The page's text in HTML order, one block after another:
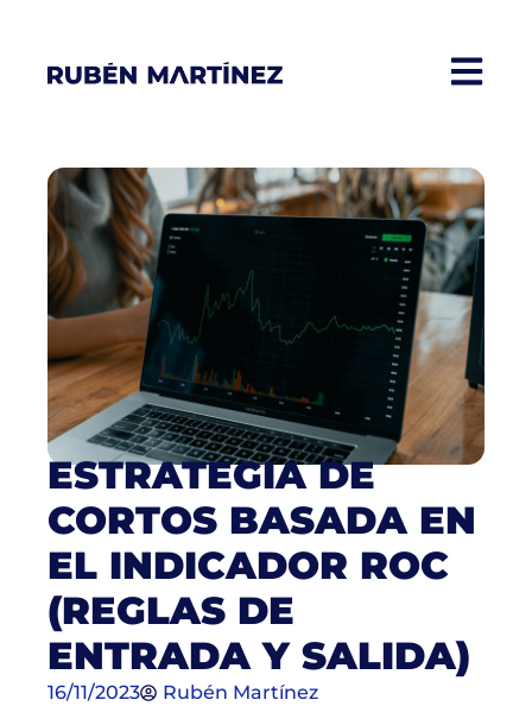
ESTRATEGIA DE
CORTOS BASADA EN
EL INDICADOR ROC
(REGLAS DE
ENTRADA Y SALIDA)
16/11/2023 Rubén Martínez